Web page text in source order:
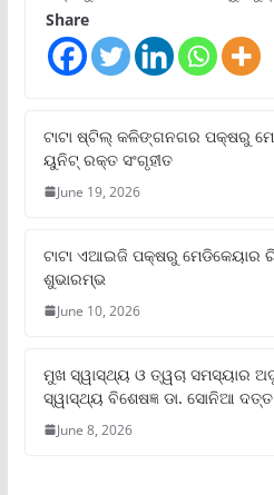
Share
ଟାଟା ଷ୍ଟିଲ୍‌ କଳିଙ୍ଗନଗର ପକ୍ଷରୁ
ୟୁନିଟ୍‌ ରକ୍ତ ସଂଗୃହୀତ
June 19, 2026
ଟାଟା ଏଆଇଜି ପକ୍ଷରୁ ମେଡିକେୟାର
ଶୁଭାରମ୍ଭ
June 10, 2026
ମୁଖ ସ୍ୱାସ୍ଥ୍ୟ ଓ ତ୍ୱଚା ସମସ୍ୟାର
ସ୍ୱାସ୍ଥ୍ୟ ବିଶେଷଜ୍ଞ ଡା. ସୋନିଆ ଦତ୍ତ
June 8, 2026